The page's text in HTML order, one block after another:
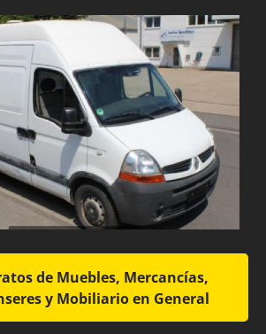
de Muebles, Mercancías,
y Mobiliario en General